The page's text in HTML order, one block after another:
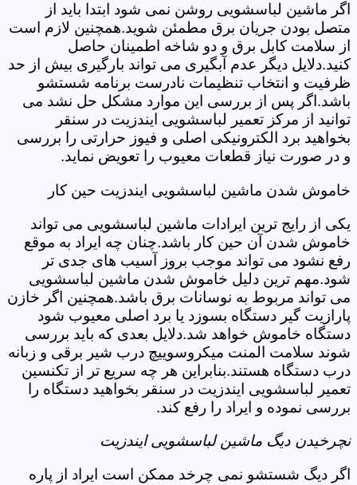
اگر ماشین لباسشویی روشن نمی شود ابتدا باید از
متصل بودن جریان برق مطمئن شوید.همچنین لازم است
از سلامت کابل برق و دو شاخه اطمینان حاصل
کنید.دلایل دیگر عدم آبگیری می تواند بارگیری بیش از حد
ظرفیت و انتخاب تنظیمات نادرست برنامه شستشو
باشد.اگر پس از بررسی این موارد مشکل حل نشد می
توانید از مرکز تعمیر لباسشویی ایندزیت در سنقر
بخواهید برد الکترونیکی اصلی و فیوز حرارتی را بررسی
و در صورت نیاز قطعات معیوب را تعویض نماید.
خاموش شدن ماشین لباسشویی ایندزیت حین کار
یکی از رایج ترین ایرادات ماشین لباسشویی می تواند
خاموش شدن آن حین کار باشد.چنان چه ایراد به موقع
رفع نشود می تواند موجب بروز آسیب های جدی تر
شود.مهم ترین دلیل خاموش شدن ماشین لباسشویی
می تواند مربوط به نوسانات برق باشد.همچنین اگر خازن
پارازیت گیر دستگاه بسوزد یا برد اصلی معیوب شود
دستگاه خاموش خواهد شد.دلایل بعدی که باید بررسی
شوند سلامت المنت میکروسوییچ درب شیر برقی و زبانه
درب دستگاه هستند.بنابراین هر چه سریع تر از تکنسین
تعمیر لباسشویی ایندزیت در سنقر بخواهید دستگاه را
بررسی نموده و ایراد را رفع کند.
نچرخیدن دیگ ماشین لباسشویی ایندزیت
اگر دیگ شستشو نمی چرخد ممکن است ایراد از پاره